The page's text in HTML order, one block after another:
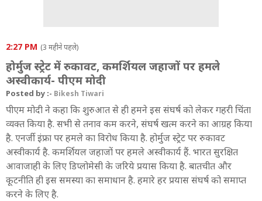
2:27 PM (3 महीने पहले)
होर्मुज स्ट्रेट में रुकावट, कमर्शियल जहाजों पर हमले
अस्वीकार्य- पीएम मोदी
Posted by :- Bikesh Tiwari
पीएम मोदी ने कहा कि शुरुआत से ही हमने इस संघर्ष को लेकर गहरी चिंता
व्यक्त किया है. सभी से तनाव कम करने, संघर्ष खत्म करने का आग्रह किया
है. एनर्जी इंफ्रा पर हमले का विरोध किया है. होर्मुज स्ट्रेट पर रुकावट
अस्वीकार्य है. कमर्शियल जहाजों पर हमले अस्वीकार्य हैं. भारत सुरक्षित
आवाजाही के लिए डिप्लोमेसी के जरिये प्रयास किया है. बातचीत और
कूटनीति ही इस समस्या का समाधान है. हमारे हर प्रयास संघर्ष को समाप्त
करने के लिए है.